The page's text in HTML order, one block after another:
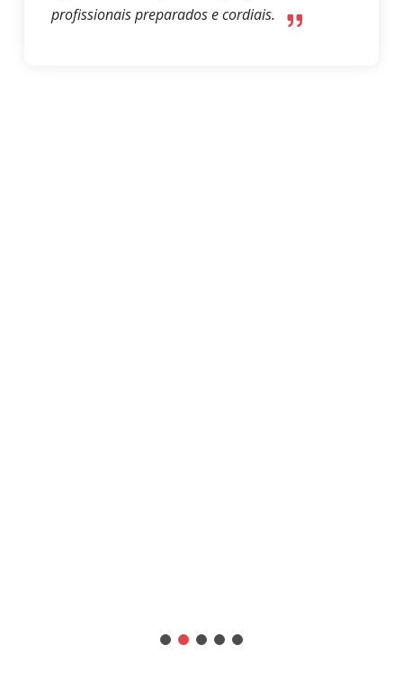
profissionais preparados e cordiais.